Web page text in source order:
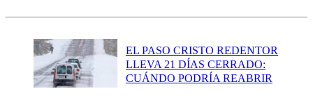
EL PASO CRISTO REDENTOR
LLEVA 21 DÍAS CERRADO:
CUÁNDO PODRÍA REABRIR